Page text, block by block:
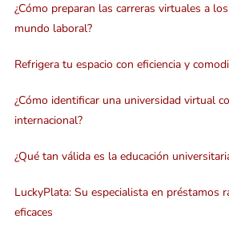
¿Cómo preparan las carreras virtuales a
mundo laboral?
Refrigera tu espacio con eficiencia y
¿Cómo identificar una universidad virtual
internacional?
¿Qué tan válida es la educación
LuckyPlata: Su especialista en préstamos
eficaces